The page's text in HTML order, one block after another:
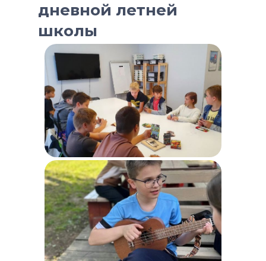
дневной летней
школы